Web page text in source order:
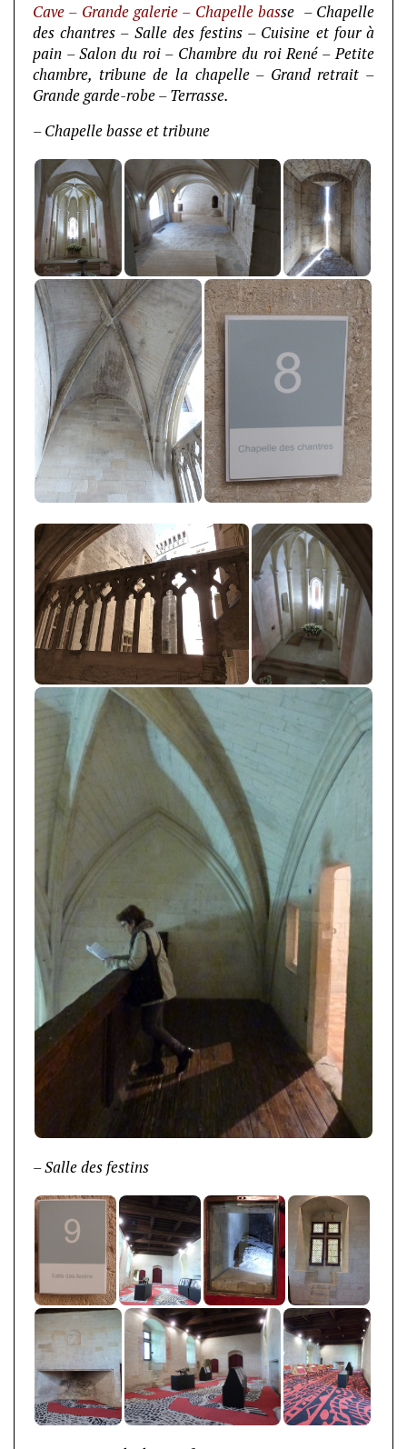
Cave – Grande galerie – Chapelle basse – Chapelle
des chantres – Salle des festins – Cuisine et four à
pain – Salon du roi – Chambre du roi René – Petite
chambre, tribune de la chapelle – Grand retrait –
Grande garde-robe – Terrasse.
– Chapelle basse et tribune
– Salle des festins